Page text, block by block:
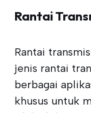
Rantai
Rantai
jenis rantai
berbagai
khusus untuk